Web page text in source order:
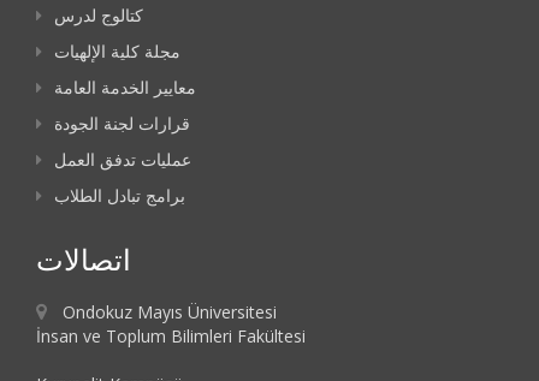
كتالوج لدرس
مجلة كلية الإلهيات
معايير الخدمة العامة
قرارات لجنة الجودة
عمليات تدفق العمل
برامج تبادل الطلاب
اتصالات
Ondokuz Mayıs Üniversitesi
İnsan ve Toplum Bilimleri Fakültesi